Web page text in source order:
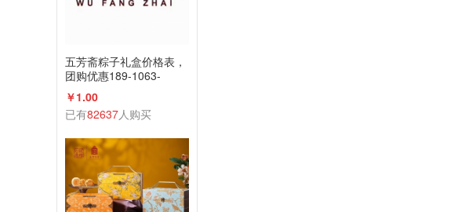
五芳斋粽子礼盒价格表，
团购优惠189-1063-
2198(微信同号)
￥1.00
已有82637人购买